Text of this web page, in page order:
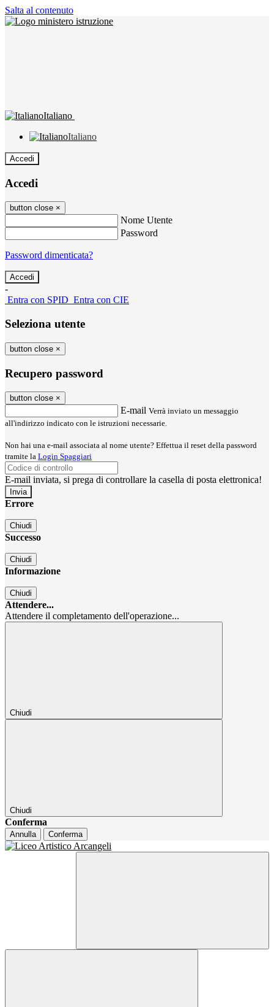
Salta al contenuto
Italiano
Italiano
Accedi
Accedi
button close ×
Nome Utente
Password
Password dimenticata?
-
Entra con SPID Entra con CIE
Seleziona utente
button close ×
Recupero password
button close ×
E-mail Verrà inviato un messaggio
all'indirizzo indicato con le istruzioni necessarie.
Non hai una e-mail associata al nome utente? Effettua il reset della password
tramite la Login Spaggiari
E-mail inviata, si prega di controllare la casella di posta elettronica!
Errore
Chiudi
Successo
Chiudi
Informazione
Chiudi
Attendere...
Attendere il completamento dell'operazione...
Chiudi
Chiudi
Conferma
Annulla Conferma